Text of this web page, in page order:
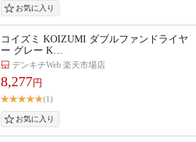
コイズミ KOIZUMI ダブルファンドライヤ
ー グレー K…
デンキチWeb 楽天市場店
8,277円
(1)